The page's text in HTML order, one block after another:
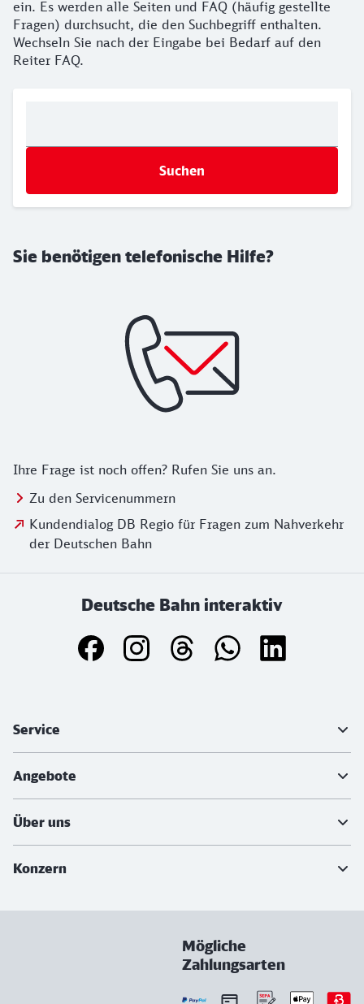
ein. Es werden alle Seiten und FAQ (häufig gestellte
Fragen) durchsucht, die den Suchbegriff enthalten.
Wechseln Sie nach der Eingabe bei Bedarf auf den
Reiter FAQ.
Suchen
Sie benötigen telefonische Hilfe?
Ihre Frage ist noch offen? Rufen Sie uns an.
Zu den Servicenummern
Kundendialog DB Regio für Fragen zum Nahverkehr
der Deutschen Bahn
Deutsche Bahn interaktiv
Service
Angebote
Über uns
Konzern
Mögliche
Zahlungsarten